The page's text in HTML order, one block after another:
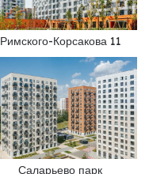
Римского-Корсакова 11
Саларьево парк